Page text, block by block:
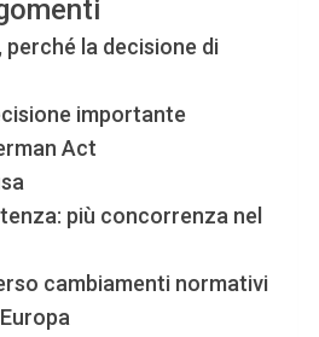
perché la decisione di
importante
Act
più concorrenza nel
cambiamenti normativi